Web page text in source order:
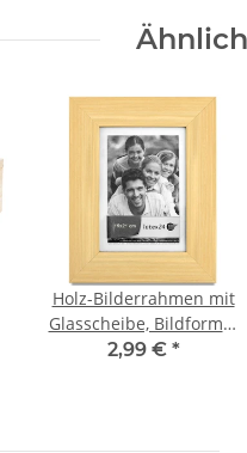
Holz-Bilderrahmen mit
Glasscheibe, Bildformat
15 × 20 cm, Fotorahmen
2,99 € *